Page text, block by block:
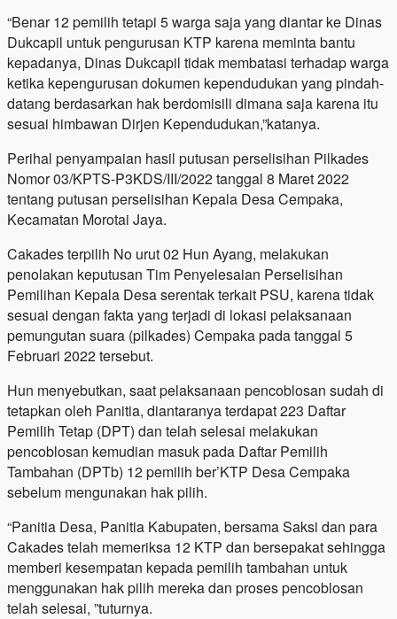
“Benar 12 pemilih tetapi 5 warga saja yang diantar ke Dinas
Dukcapil untuk pengurusan KTP karena meminta bantu
kepadanya, Dinas Dukcapil tidak membatasi terhadap warga
ketika kepengurusan dokumen kependudukan yang pindah-
datang berdasarkan hak berdomisili dimana saja karena itu
sesuai himbawan Dirjen Kependudukan,”katanya.
Perihal penyampaian hasil putusan perselisihan Pilkades
Nomor 03/KPTS-P3KDS/III/2022 tanggal 8 Maret 2022
tentang putusan perselisihan Kepala Desa Cempaka,
Kecamatan Morotai Jaya.
Cakades terpilih No urut 02 Hun Ayang, melakukan
penolakan keputusan Tim Penyelesaian Perselisihan
Pemilihan Kepala Desa serentak terkait PSU, karena tidak
sesuai dengan fakta yang terjadi di lokasi pelaksanaan
pemungutan suara (pilkades) Cempaka pada tanggal 5
Februari 2022 tersebut.
Hun menyebutkan, saat pelaksanaan pencoblosan sudah di
tetapkan oleh Panitia, diantaranya terdapat 223 Daftar
Pemilih Tetap (DPT) dan telah selesai melakukan
pencoblosan kemudian masuk pada Daftar Pemilih
Tambahan (DPTb) 12 pemilih ber’KTP Desa Cempaka
sebelum mengunakan hak pilih.
“Panitia Desa, Panitia Kabupaten, bersama Saksi dan para
Cakades telah memeriksa 12 KTP dan bersepakat sehingga
memberi kesempatan kepada pemilih tambahan untuk
menggunakan hak pilih mereka dan proses pencoblosan
telah selesai, ”tuturnya.